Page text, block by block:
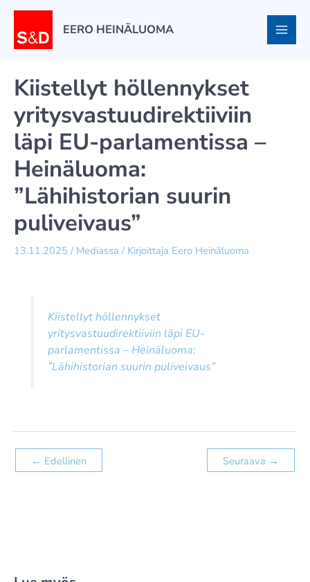
Siirry
EERO HEINÄLUOMA
Kiistellyt höllennykset
yritysvastuudirektiiviin
läpi EU-parlamentissa –
Heinäluoma:
”Lähihistorian suurin
puliveivaus”
13.11.2025 / Mediassa / Kirjoittaja Eero Heinäluoma
Kiistellyt höllennykset
yritysvastuudirektiiviin läpi EU-
parlamentissa – Heinäluoma:
”Lähihistorian suurin puliveivaus”
← Edellinen Seuraava →